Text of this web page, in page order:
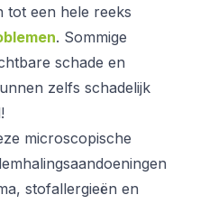
tot een hele reeks
. Sommige
schade en
zelfs schadelijk
microscopische
stofallergieën en